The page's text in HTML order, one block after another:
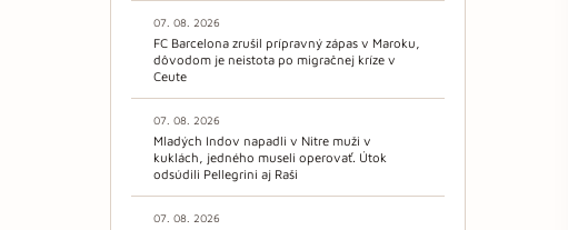
07. 08. 2026
FC Barcelona zrušil prípravný zápas v Maroku,
dôvodom je neistota po migračnej kríze v
Ceute
07. 08. 2026
Mladých Indov napadli v Nitre muži v
kuklách, jedného museli operovať. Útok
odsúdili Pellegrini aj Raši
07. 08. 2026